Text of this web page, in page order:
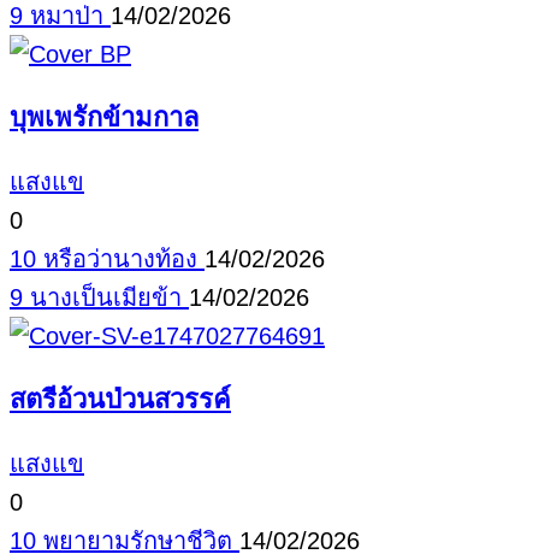
9 หมาป่า 14/02/2026
บุพเพรักข้ามกาล
แสงแข
0
10 หรือว่านางท้อง 14/02/2026
9 นางเป็นเมียข้า 14/02/2026
สตรีอ้วนป่วนสวรรค์
แสงแข
0
10 พยายามรักษาชีวิต 14/02/2026